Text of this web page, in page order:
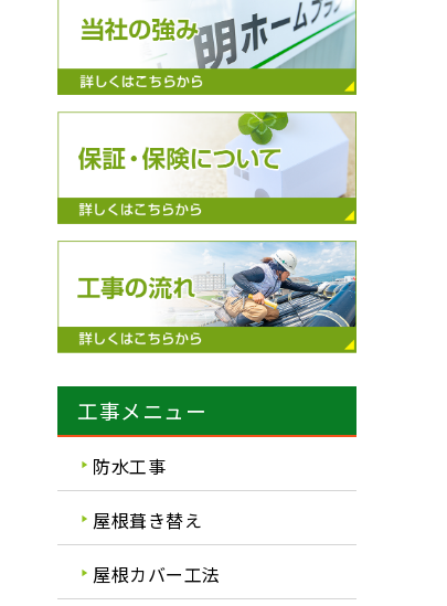
工事メニュー
防水工事
屋根葺き替え
屋根カバー工法